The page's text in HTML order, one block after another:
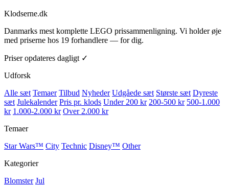
Klodserne.dk
Danmarks mest komplette LEGO prissammenligning. Vi holder øje
med priserne hos 19 forhandlere — for dig.
Priser opdateres dagligt ✓
Udforsk
Alle sæt Temaer Tilbud Nyheder Udgåede sæt Største sæt Dyreste
sæt Julekalender Pris pr. klods Under 200 kr 200-500 kr 500-1.000
kr 1.000-2.000 kr Over 2.000 kr
Temaer
Star Wars™ City Technic Disney™ Other
Kategorier
Blomster Jul